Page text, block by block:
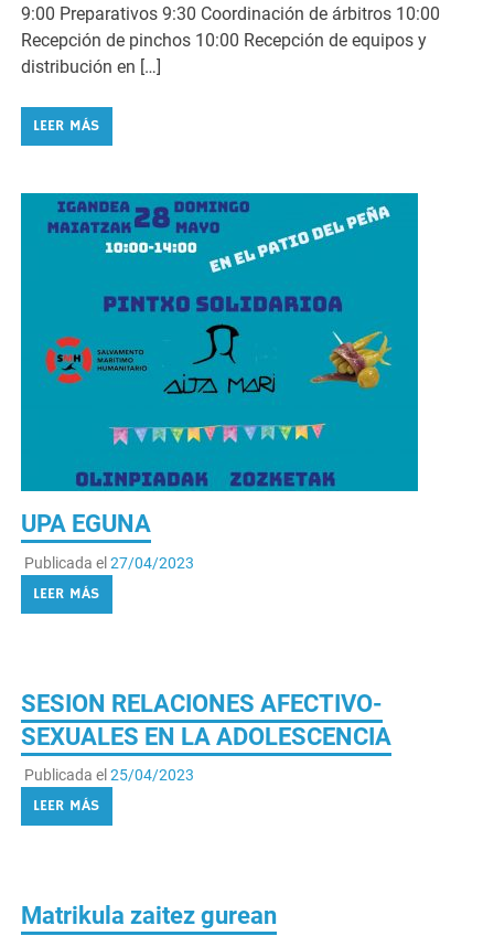
9:00 Preparativos 9:30 Coordinación de árbitros 10:00
Recepción de pinchos 10:00 Recepción de equipos y
distribución en […]
LEER MÁS
UPA EGUNA
Publicada el 27/04/2023
LEER MÁS
SESION RELACIONES AFECTIVO-
SEXUALES EN LA ADOLESCENCIA
Publicada el 25/04/2023
LEER MÁS
Matrikula zaitez gurean